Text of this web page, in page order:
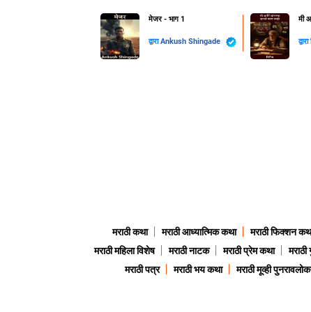
मेजर - भाग 1
द्वाराAnkush Shingade
मी
द्वारा
मराठी कथा मराठी आध्यात्मिक कथा मराठी फिक्शन
मराठी महिला विशेष
मराठी नाटक मराठी प्रेम कथा
मराठी पत्र
मराठी भय कथा मराठी मूव्ही